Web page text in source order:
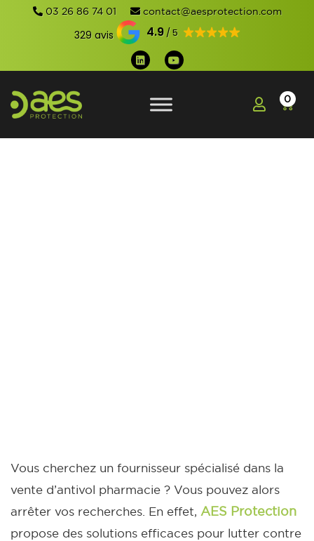
03 26 86 74 01 contact@aesprotection.com
329 avis 4.9
0
Vous cherchez un fournisseur spécialisé dans la
vente d’antivol pharmacie ? Vous pouvez alors
arrêter vos recherches. En effet, AES Protection
propose des solutions efficaces pour lutter contre